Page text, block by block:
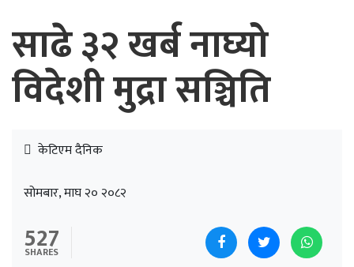
साढे ३२ खर्ब नाघ्यो
विदेशी मुद्रा सञ्चिति
केटिएम दैनिक
सोमबार, माघ २० २०८२
527
SHARES